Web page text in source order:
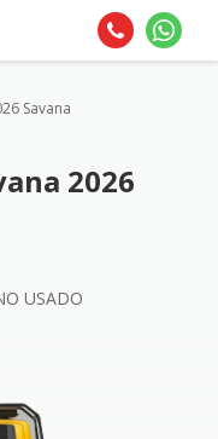
Savana
2026
USADO